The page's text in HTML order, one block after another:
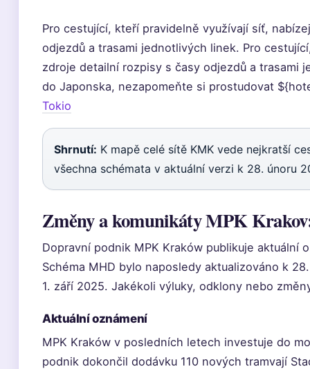
Pro cestující, kteří pravidelně využívají síť,
odjezdů a trasami jednotlivých linek. Pro
zdroje detailní rozpisy s časy odjezdů a trasami
do Japonska, nezapomeňte si prostudovat
Tokio
Shrnutí: K mapě celé sítě KMK vede nejkratší
všechna schémata v aktuální verzi k 28. únoru
Změny a komunikáty MPK
Dopravní podnik MPK Kraków publikuje aktuální
Schéma MHD bylo naposledy aktualizováno k
1. září 2025. Jakékoli výluky, odklony nebo
Aktuální oznámení
MPK Kraków v posledních letech investuje do
podnik dokončil dodávku 110 nových tramvají